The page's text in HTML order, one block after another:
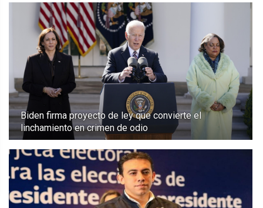
Biden firma proyecto de ley que convierte el
linchamiento en crimen de odio